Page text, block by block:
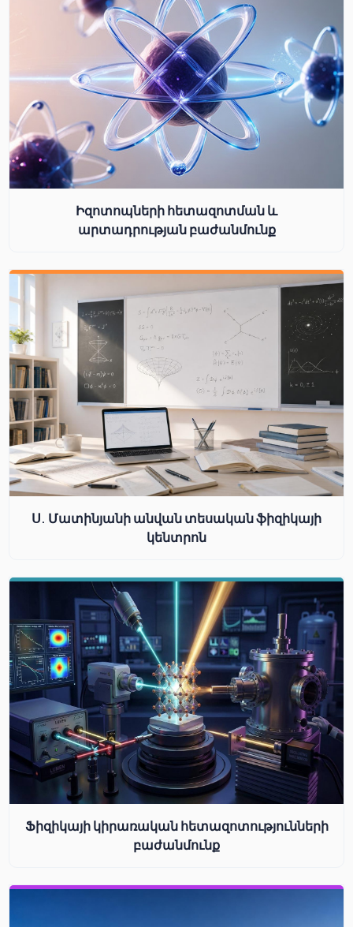
Իզոտոպների հետազոտման և
արտադրության բաժանմունք
Ս. Մատինյանի անվան տեսական ֆիզիկայի
կենտրոն
Ֆիզիկայի կիրառական հետազոտությունների
բաժանմունք